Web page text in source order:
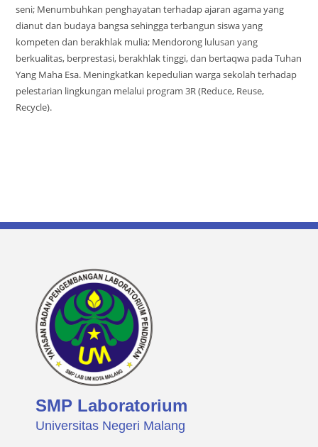
seni; Menumbuhkan penghayatan terhadap ajaran agama yang
dianut dan budaya bangsa sehingga terbangun siswa yang
kompeten dan berakhlak mulia; Mendorong lulusan yang
berkualitas, berprestasi, berakhlak tinggi, dan bertaqwa pada Tuhan
Yang Maha Esa. Meningkatkan kepedulian warga sekolah terhadap
pelestarian lingkungan melalui program 3R (Reduce, Reuse,
Recycle).
SMP Laboratorium
Universitas Negeri Malang